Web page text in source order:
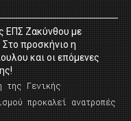
ΕΠΣ Ζακύνθου με
προσκήνιο η
και οι επόμενες
της Γενικής
προκαλεί ανατροπές